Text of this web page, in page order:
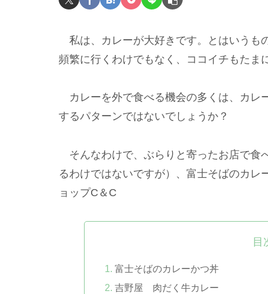
私は、カレーが大好きです。とはいうも
頻繁に行くわけでもなく、ココイチもたま
カレーを外で食べる機会の多くは、カレ
するパターンではないでしょうか？
そんなわけで、ぶらりと寄ったお店で食
るわけではないですが）、富士そばのカ
ョップC＆C
目
富士そばのカレーかつ丼
吉野屋 肉だく牛カレー